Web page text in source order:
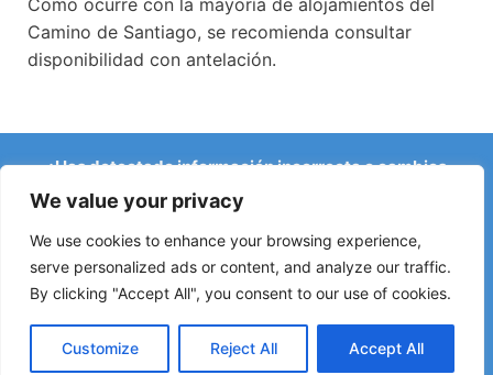
We value your privacy
We use cookies to enhance your browsing experience,
serve personalized ads or content, and analyze our traffic.
By clicking "Accept All", you consent to our use of cookies.
Customize Reject All Accept All
Camino de Santiago, se recomienda consultar
disponibilidad con antelación.
¿Has detectado información incorrecta o cambios
recientes en el Camino?
Avisos sobre albergues cerrados, inundaciones, desvíos,
obras u otros cambios ayudan a mantener la guía
actualizada.